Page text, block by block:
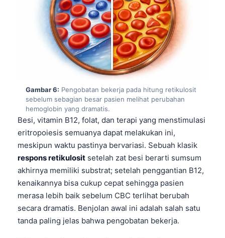
Gambar 6: Pengobatan bekerja pada hitung retikulosit
sebelum sebagian besar pasien melihat perubahan
hemoglobin yang dramatis.
Besi, vitamin B12, folat, dan terapi yang menstimulasi
eritropoiesis semuanya dapat melakukan ini,
meskipun waktu pastinya bervariasi. Sebuah klasik
respons retikulosit setelah zat besi berarti sumsum
akhirnya memiliki substrat; setelah penggantian B12,
kenaikannya bisa cukup cepat sehingga pasien
merasa lebih baik sebelum CBC terlihat berubah
secara dramatis. Benjolan awal ini adalah salah satu
tanda paling jelas bahwa pengobatan bekerja.
ಕನ್ನಡ
മലയാളം
Bahasa Melayu
Tiếng Việt
Tagalog
ไทย
ភាសាខ្មែរ
Kiswahili
Українська
O‘zbekcha
Català
Қазақ тілі